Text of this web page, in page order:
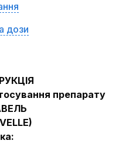
дози
препарату